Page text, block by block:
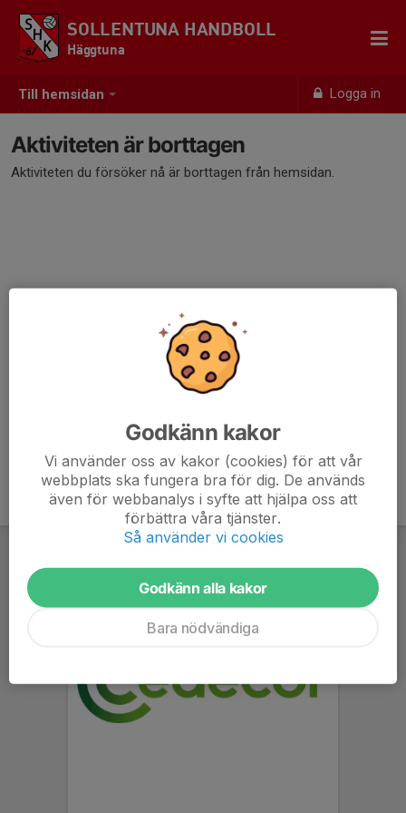
Till hemsidan Logga in
SOLLENTUNA HANDBOLL
Häggtuna
Aktiviteten är borttagen
Aktiviteten du försöker nå är borttagen från hemsidan.
Godkänn kakor
Vi använder oss av kakor (cookies) för att vår
webbplats ska fungera bra för dig. De används
även för webbanalys i syfte att hjälpa oss att
förbättra våra tjänster.
Så använder vi cookies
Godkänn alla kakor
Bara nödvändiga